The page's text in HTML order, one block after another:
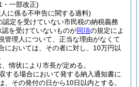
・一部改正)
に係る不申告に関する過料)
認定を受けていない市民税の納税義務
認を受けていないものが同項の規定によ
管理人について、正当な理由がなくて
においては、その者に対し、10万円以
情状により市長が定める。
する場合において発する納入通知書に
、その発付の日から10日以内とする。